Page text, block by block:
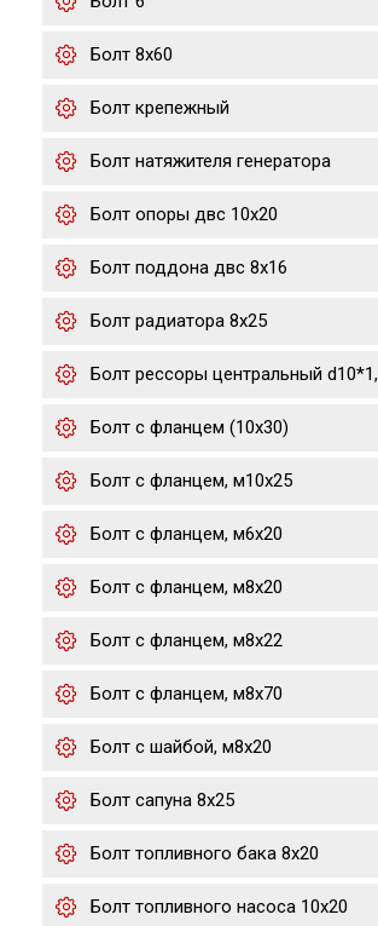
Болт 8х60
Болт крепежный
Болт натяжителя генератора
Болт опоры двс 10х20
Болт поддона двс 8х16
Болт радиатора 8х25
Болт рессоры центральный
Болт с фланцем (10x30)
Болт с фланцем, м10х25
Болт с фланцем, м6х20
Болт с фланцем, м8х20
Болт с фланцем, м8х22
Болт с фланцем, м8х70
Болт с шайбой, м8х20
Болт сапуна 8х25
Болт топливного бака 8х20
Болт топливного насоса 10х20